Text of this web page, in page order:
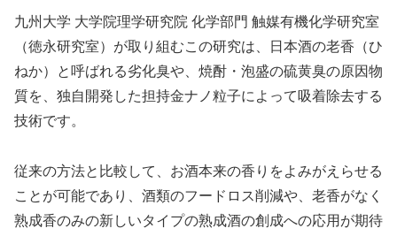
九州大学 大学院理学研究院 化学部門 触媒有機化学研究室
（徳永研究室）が取り組むこの研究は、日本酒の老香（ひ
ねか）と呼ばれる劣化臭や、焼酎・泡盛の硫黄臭の原因物
質を、独自開発した担持金ナノ粒子によって吸着除去する
技術です。
従来の方法と比較して、お酒本来の香りをよみがえらせる
ことが可能であり、酒類のフードロス削減や、老香がなく
熟成香のみの新しいタイプの熟成酒の創成への応用が期待